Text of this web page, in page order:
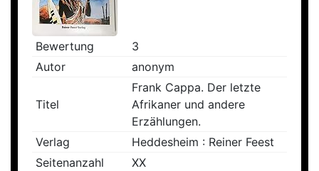
Bewertung
3
Autor
anonym
Titel
Frank Cappa. Der letzte
Afrikaner und andere
Erzählungen.
Verlag
Heddesheim : Reiner Feest
Seitenanzahl
XX